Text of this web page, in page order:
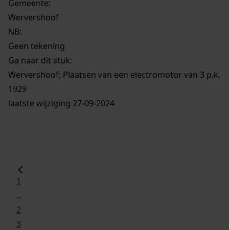
Gemeente:
Wervershoof
NB:
Geen tekening
Ga naar dit stuk:
Wervershoof; Plaatsen van een electromotor van 3 p.k,
1929
laatste wijziging 27-09-2024
1
...
2
3